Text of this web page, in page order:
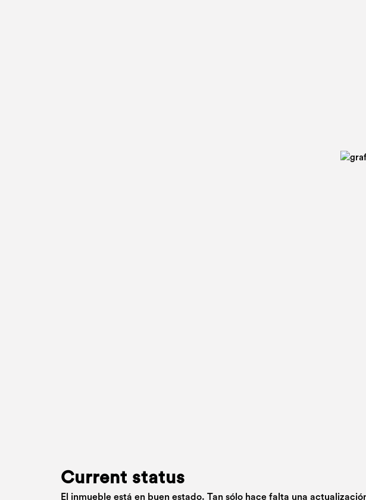
Current status
El inmueble está en buen estado. Tan sólo hace falta una